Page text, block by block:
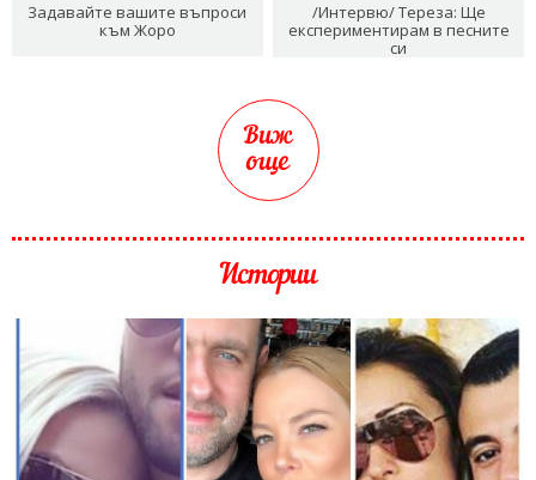
Задавайте вашите въпроси
към Жоро
/Интервю/ Тереза: Ще
експериментирам в песните
си
Виж
още
Истории